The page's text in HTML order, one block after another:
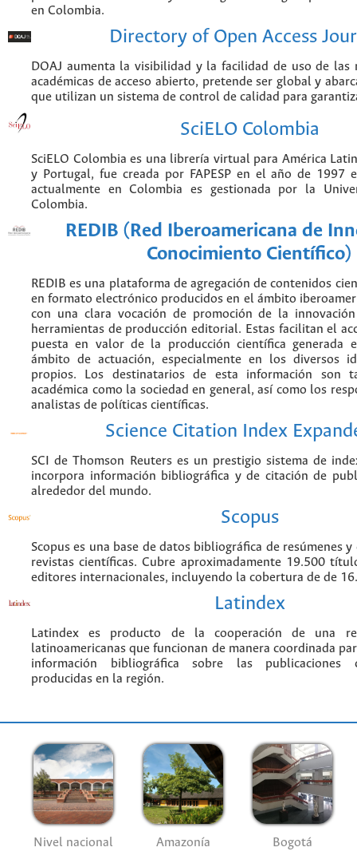
en Colombia.
Directory of Open Access
DOAJ aumenta la visibilidad y la facilidad de uso de las
académicas de acceso abierto, pretende ser global y
que utilizan un sistema de control de calidad para
SciELO Colombia
SciELO Colombia es una librería virtual para América
y Portugal, fue creada por FAPESP en el año de 1997
actualmente en Colombia es gestionada por la
Colombia.
REDIB (Red Iberoamericana de
Conocimiento Científico)
REDIB es una plataforma de agregación de contenidos
en formato electrónico producidos en el ámbito
con una clara vocación de promoción de la
herramientas de producción editorial. Estas facilitan el
puesta en valor de la producción científica generada
ámbito de actuación, especialmente en los diversos
propios. Los destinatarios de esta información son
académica como la sociedad en general, así como los
analistas de políticas científicas.
Science Citation Index
SCI de Thomson Reuters es un prestigio sistema de
incorpora información bibliográfica y de citación de
alrededor del mundo.
Scopus
Scopus es una base de datos bibliográfica de resúmenes
revistas científicas. Cubre aproximadamente 19.500
editores internacionales, incluyendo la cobertura de de
Latindex
Latindex es producto de la cooperación de una
latinoamericanas que funcionan de manera coordinada
información bibliográfica sobre las publicaciones
producidas en la región.
Nivel nacional Amazonía Bogotá